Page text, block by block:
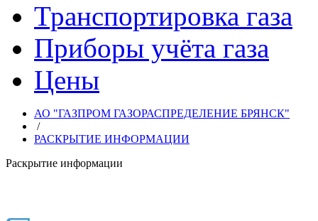
Транспортировка газа
Приборы учёта газа
Цены
АО "ГАЗПРОМ ГАЗОРАСПРЕДЕЛЕНИЕ БРЯНСК"
/
РАСКРЫТИЕ ИНФОРМАЦИИ
Раскрытие информации